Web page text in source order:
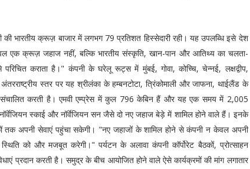
की भारतीय क्रूज़ बाजार में लगभग 79 प्रतिशत हिस्सेदारी रही। यह उपलब्धि इसे देश
एक क्रूज़ जहाज नहीं, बल्कि भारतीय संस्कृति, खान-पान और आतिथ्य का चलता-
कराता है।" कंपनी के घरेलू रूट्स में मुंबई, गोवा, कोच्चि, चेन्नई, लक्षद्वीप,
स्तर पर यह श्रीलंका के हम्बनटोटा, त्रिंकोमाली और जाफना, थाईलैंड के
करती है। एमवी एम्प्रेस में कुल 796 केबिन हैं और यह एक समय में 2,005
स्काई और नॉर्वेजियन सन जैसे दो नए जहाज बेड़े में शामिल होने वाले हैं। इनके
तक अपनी सेवाएं पहुंचा सकेगी। "नए जहाजों के शामिल होने से कंपनी न केवल अपनी
को और मजबूत करेगी।" पर्यटन के अलावा कंपनी कॉर्पोरेट बैठकों, प्रोत्साहन
प्रदान करती है। समुद्र के बीच आयोजित होने वाले ऐसे कार्यक्रमों की मांग लगातार